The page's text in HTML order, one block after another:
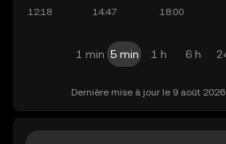
1 min 5 min 1 h 6 h
Dernière mise à jour le 9 août 2026